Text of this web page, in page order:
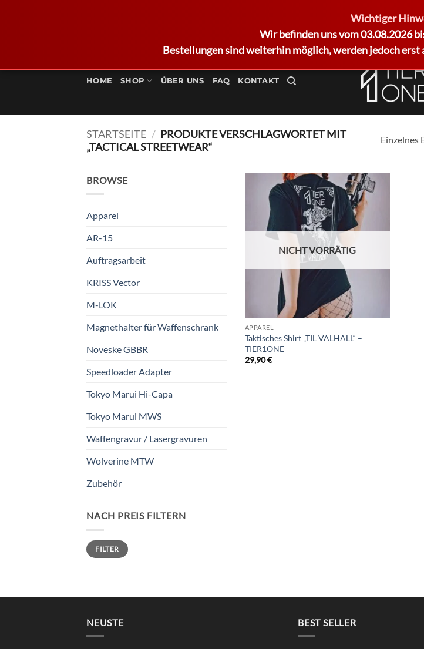
Wichtiger
Wir befinden uns vom 03.08.2026
Bestellungen sind weiterhin möglich, werden jedoch
Inhalt
HOME SHOP ÜBER UNS FAQ KONTAKT
STARTSEITE / PRODUKTE VERSCHLAGWORTET MIT
„TACTICAL STREETWEAR“
Einzelnes
BROWSE
Apparel
AR-15
Auftragsarbeit
KRISS Vector
M-LOK
Magnethalter für Waffenschrank
Noveske GBBR
Speedloader Adapter
Tokyo Marui Hi-Capa
Tokyo Marui MWS
Waffengravur / Lasergravuren
Wolverine MTW
Zubehör
NACH PREIS FILTERN
Min.
Preis
Max.
PreisFILTER
Add to
wishlist
NICHT VORRÄTIG
APPAREL
Taktisches Shirt „TIL VALHALL“ –
TIER1ONE
29,90€
NEUSTE BEST SELLER